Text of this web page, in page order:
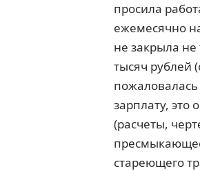
просила
ежемесячно
не закрыла
тысяч рублей
зарплату, это
(расчеты,
стареющего